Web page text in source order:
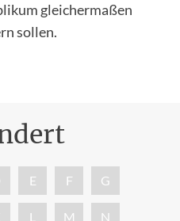
gleichermaßen
sollen.
E F G
L M N